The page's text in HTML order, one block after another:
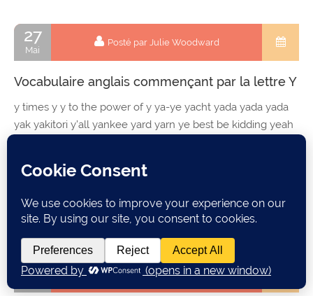
27
Mai
Posté par Julie Woodward
Vocabulaire anglais commençant par la lettre Y
y times y y to the power of y ya-ye yacht yada yada yada
yak yakitori y’all yankee yard yarn ye best be kidding yeah
LinkedIn
Facebook
EmailPartager
Lire plus
27 Posté par Julie Woodward